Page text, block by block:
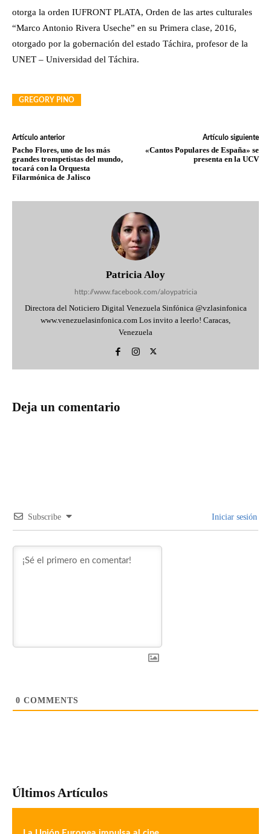
otorga la orden IUFRONT PLATA, Orden de las artes culturales
“Marco Antonio Rivera Useche” en su Primera clase, 2016,
otorgado por la gobernación del estado Táchira, profesor de la
UNET – Universidad del Táchira.
GREGORY PINO
Artículo anterior
Pacho Flores, uno de los más
grandes trompetistas del mundo,
tocará con la Orquesta
Filarmónica de Jalisco
Artículo siguiente
«Cantos Populares de España» se
presenta en la UCV
Patricia Aloy
http://www.facebook.com/aloypatricia
Directora del Noticiero Digital Venezuela Sinfónica @vzlasinfonica
www.venezuelasinfonica.com Los invito a leerlo! Caracas,
Venezuela
Deja un comentario
Subscribe Iniciar sesión
0 COMMENTS
Últimos Artículos